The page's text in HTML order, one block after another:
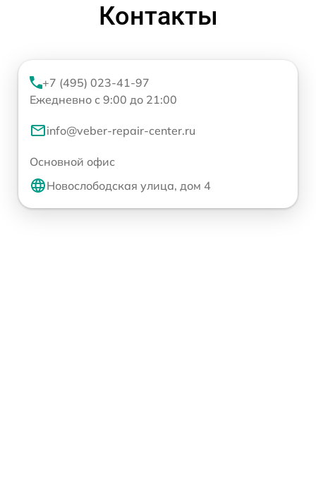
Контакты
+7 (495) 023-41-97
Ежедневно с 9:00 до 21:00
info@veber-repair-center.ru
Основной офис
Новослободская улица, дом 4